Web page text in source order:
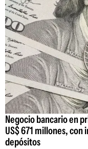
Negocio bancario en
US$ 671 millones,
depósitos